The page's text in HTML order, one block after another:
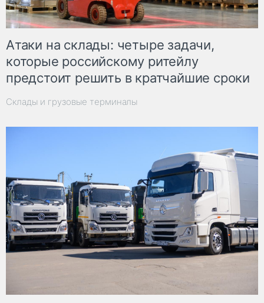
Атаки на склады: четыре задачи,
которые российскому ритейлу
предстоит решить в кратчайшие сроки
Склады и грузовые терминалы